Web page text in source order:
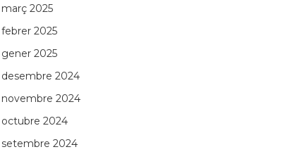
març 2025
febrer 2025
gener 2025
desembre 2024
novembre 2024
octubre 2024
setembre 2024